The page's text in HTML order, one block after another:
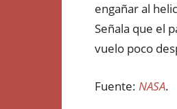
engañar al
Señala que el
vuelo poco
Fuente: NASA.